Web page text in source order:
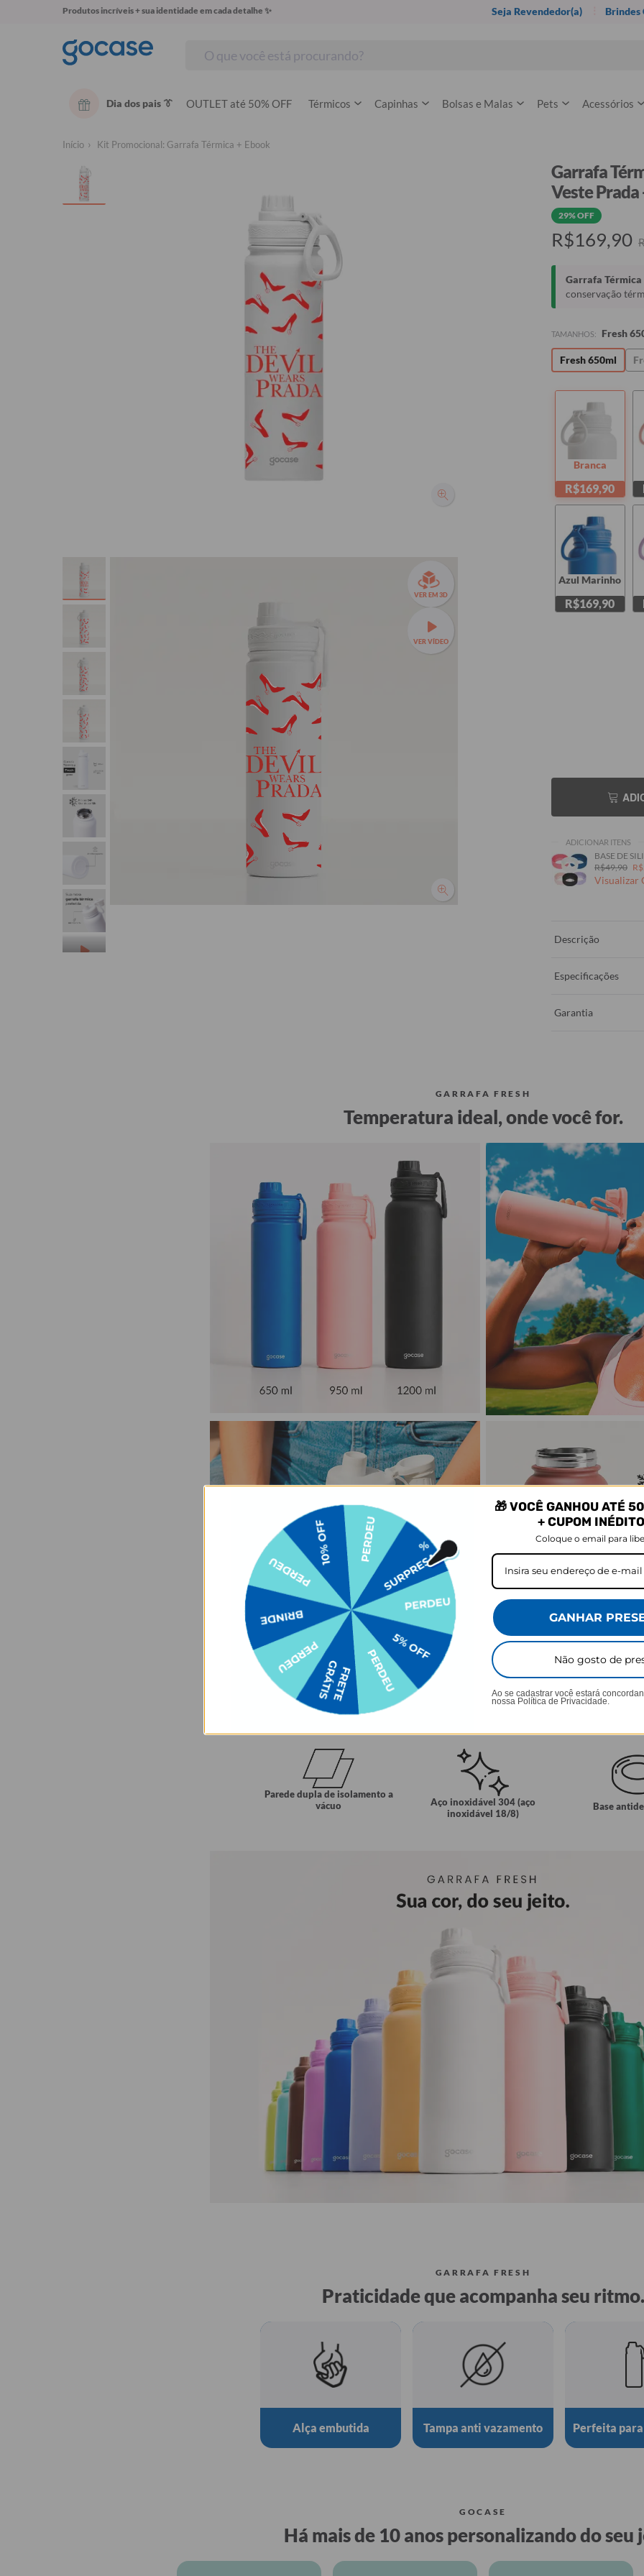
Produtos incríveis + sua identidade em cada detalhe ✨ Seja Revendedor(a)
Dia dos pais 👔 OUTLET até 50% OFF Térmicos Capinhas Bolsas e Malas Pets Acessórios
Início Kit Promocional: Garrafa Térmica + Ebook
VER EM 3D
VER VÍDEO
Garrafa
Veste
R$169,90
29% OFF
Garrafa
conservação
TAMANHOS: Fresh
Fresh 650ml
Branca
R$169,90
Azul Marinho
R$169,90
ADICIONAR ITENS
BASE DE
R$49,90
Visualizar
Descrição
Especificações
Garantia
GARRAFA FRESH
Temperatura ideal, onde você for.
Parede dupla de isolamento a
vácuo
Aço inoxidável 304 (aço
inoxidável 18/8)
Base
GARRAFA FRESH
Praticidade que acompanha seu ritmo.
Alça embutida Tampa anti vazamento Perfeita
GOCASE
Há mais de 10 anos personalizando do seu
🎁 VOCÊ GANHOU ATÉ
+ CUPOM
Coloque o email para
GANHAR
Não gosto de
Ao se cadastrar você estará
nossa Política de Privacidade.